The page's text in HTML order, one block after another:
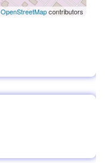
OpenStreetMapcontributors